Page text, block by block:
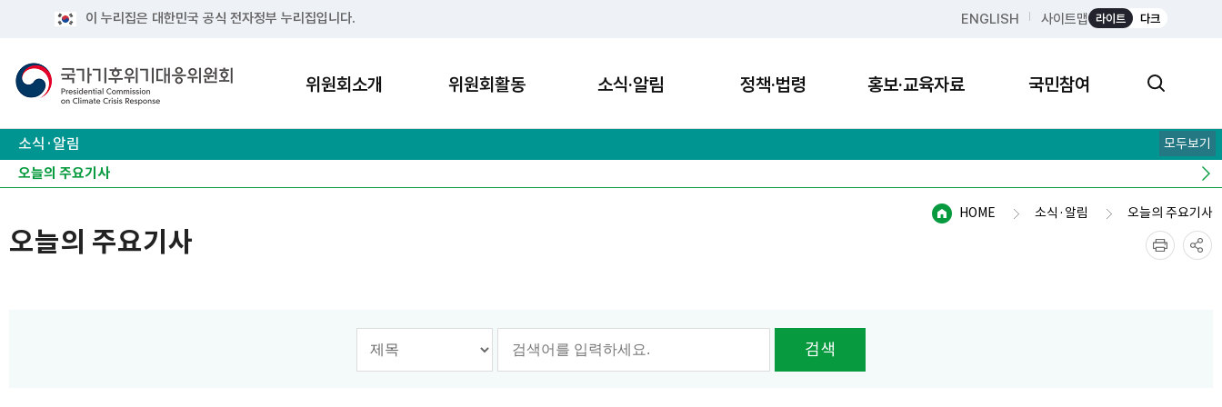
이 누리집은 대한민국 공식 전자정부 누리집입니다. ENGLISH 사이트맵 라이트 다크
위원회소개 위원회활동 소식·알림 정책·법령 홍보·교육자료 국민참여
소식·알림
공지사항
보도자료
오늘의 주요기사
모두보기
HOME 소식·알림 오늘의 주요기사
오늘의 주요기사
검색 옵션선택 검색